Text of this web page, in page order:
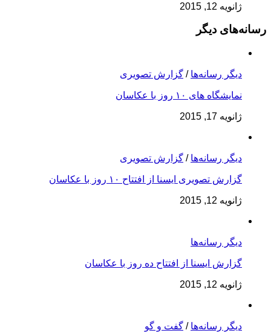
ژانویه 12, 2015
رسانه‌های دیگر
دیگر رسانه‌ها / گزارش تصویری
نمایشگاه های ۱۰ روز با عکاسان
ژانویه 17, 2015
دیگر رسانه‌ها / گزارش تصویری
گزارش تصویری ایسنا از افتتاح ۱۰ روز با عکاسان
ژانویه 12, 2015
دیگر رسانه‌ها
گزارش ایسنا از افتتاح ده روز با عکاسان
ژانویه 12, 2015
دیگر رسانه‌ها / گفت و گو